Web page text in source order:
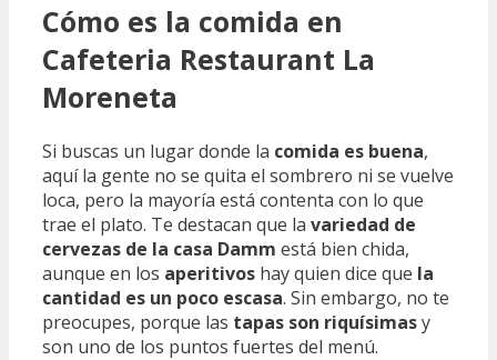
Cómo es la comida en
Cafeteria Restaurant La
Moreneta
Si buscas un lugar donde la comida es buena,
aquí la gente no se quita el sombrero ni se vuelve
loca, pero la mayoría está contenta con lo que
trae el plato. Te destacan que la variedad de
cervezas de la casa Damm está bien chida,
aunque en los aperitivos hay quien dice que la
cantidad es un poco escasa. Sin embargo, no te
preocupes, porque las tapas son riquísimasy
son uno de los puntos fuertes del menú.